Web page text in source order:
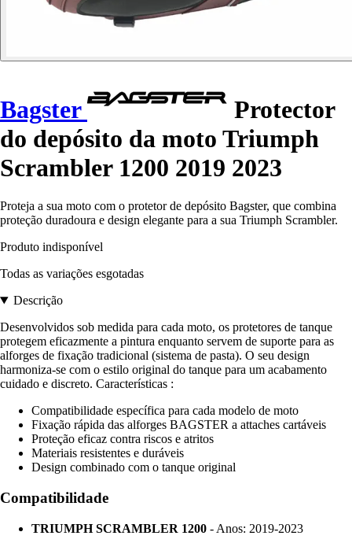
Bagster
Protector
do depósito da moto Triumph
Scrambler 1200 2019 2023
Proteja a sua moto com o protetor de depósito Bagster, que combina
proteção duradoura e design elegante para a sua Triumph Scrambler.
Produto indisponível
Todas as variações esgotadas
Descrição
Desenvolvidos sob medida para cada moto, os protetores de tanque
protegem eficazmente a pintura enquanto servem de suporte para as
alforges de fixação tradicional (sistema de pasta). O seu design
harmoniza-se com o estilo original do tanque para um acabamento
cuidado e discreto. Características :
Compatibilidade específica para cada modelo de moto
Fixação rápida das alforges BAGSTER a attaches cartáveis
Proteção eficaz contra riscos e atritos
Materiais resistentes e duráveis
Design combinado com o tanque original
Compatibilidade
TRIUMPH SCRAMBLER 1200 - Anos: 2019-2023